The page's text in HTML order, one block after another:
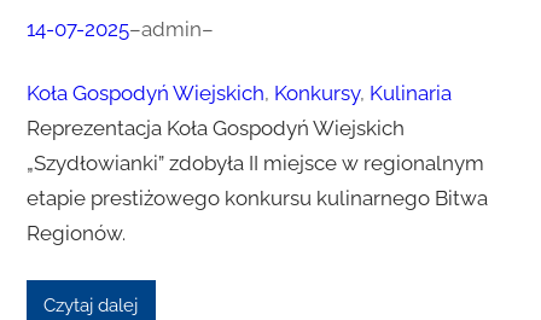
14-07-2025–admin–
Koła Gospodyń Wiejskich, Konkursy, Kulinaria
Reprezentacja Koła Gospodyń Wiejskich
„Szydłowianki” zdobyła II miejsce w regionalnym
etapie prestiżowego konkursu kulinarnego Bitwa
Regionów.
Czytaj dalej